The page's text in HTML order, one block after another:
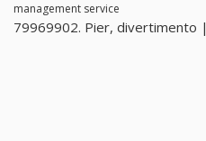
management service
79969902. Pier, divertimento |